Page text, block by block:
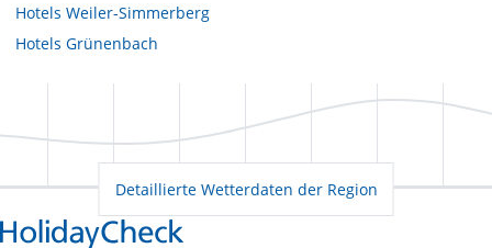
Hotels Weiler-Simmerberg
Hotels Grünenbach
Detaillierte Wetterdaten der Region